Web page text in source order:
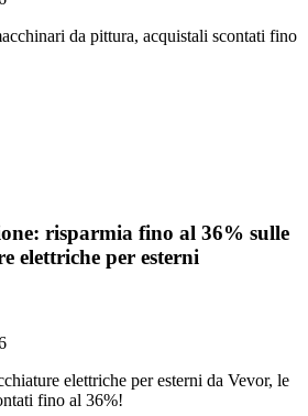
da pittura, acquistali scontati fino
risparmia fino al 36% sulle
elettriche per esterni
elettriche per esterni da Vevor, le
fino al 36%!